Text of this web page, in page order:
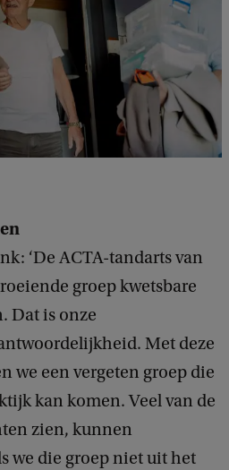
‘De ACTA-tandarts van
groep kwetsbare
Dat is onze
Met deze
we een vergeten groep die
kan komen. Veel van de
zien, kunnen
we die groep niet uit het